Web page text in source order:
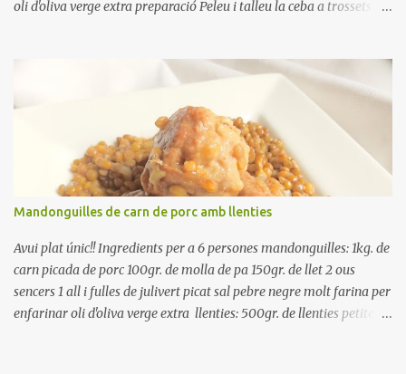
oli d'oliva verge extra preparació Peleu i talleu la ceba a trossets i
Renteu les tomates i talleu-les a octaus. Talleu les olives a
rodanxes. Una hora abans de portar a la taula, poseu els cigrons,
ben escorreguts, en un bol, amb la resta d'ingredients: les tomates,
el pebrot, la ceba, (escorreguda), les olives i la tonyina esmicolada.
Amaniu amb sal i oli... bon profit!!
Mandonguilles de carn de porc amb llenties
Avui plat únic!! Ingredients per a 6 persones mandonguilles: 1kg. de
carn picada de porc 100gr. de molla de pa 150gr. de llet 2 ous
sencers 1 all i fulles de julivert picat sal pebre negre molt farina per
enfarinar oli d'oliva verge extra llenties: 500gr. de llenties petites